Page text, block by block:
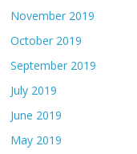
November 2019
October 2019
September 2019
July 2019
June 2019
May 2019